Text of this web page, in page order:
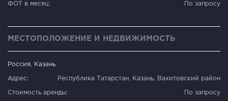
ФОТ в месяц: По запросу
МЕСТОПОЛОЖЕНИЕ И НЕДВИЖИМОСТЬ
Россия, Казань
Адрес: Республика Татарстан, Казань, Вахитовский район
Стоимость аренды: По запросу